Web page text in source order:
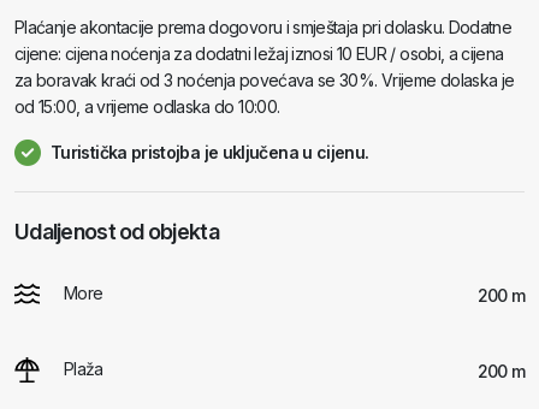
Plaćanje akontacije prema dogovoru i smještaja pri dolasku. Dodatne
cijene: cijena noćenja za dodatni ležaj iznosi 10 EUR / osobi, a cijena
za boravak kraći od 3 noćenja povećava se 30%. Vrijeme dolaska je
od 15:00, a vrijeme odlaska do 10:00.
Turistička pristojba je uključena u cijenu.
Udaljenost od objekta
More 200 m
Plaža 200 m